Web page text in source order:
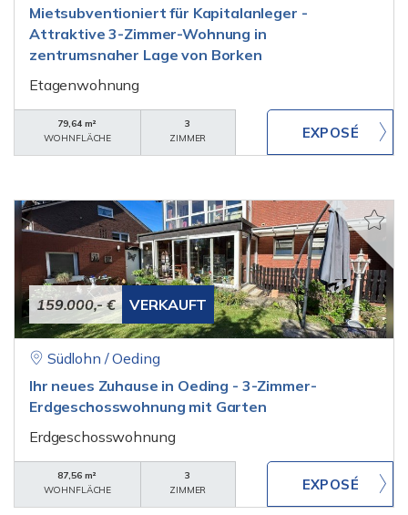
Mietsubventioniert für Kapitalanleger -
Attraktive 3-Zimmer-Wohnung in
zentrumsnaher Lage von Borken
Etagenwohnung
79,64 m²
WOHNFLÄCHE
3
ZIMMER
159.000,- € VERKAUFT
Südlohn / Oeding
Ihr neues Zuhause in Oeding - 3-Zimmer-
Erdgeschosswohnung mit Garten
Erdgeschosswohnung
87,56 m²
WOHNFLÄCHE
3
ZIMMER